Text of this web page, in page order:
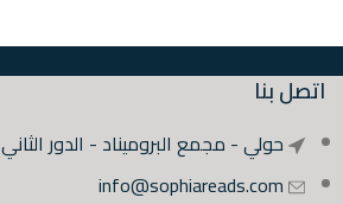
اتصل بنا
حولي - مجمع البروميناد - الدور الثاني
info@sophiareads.com